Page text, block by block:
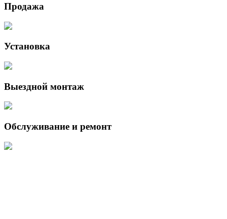
Продажа
Установка
Выездной монтаж
Обслуживание и ремонт